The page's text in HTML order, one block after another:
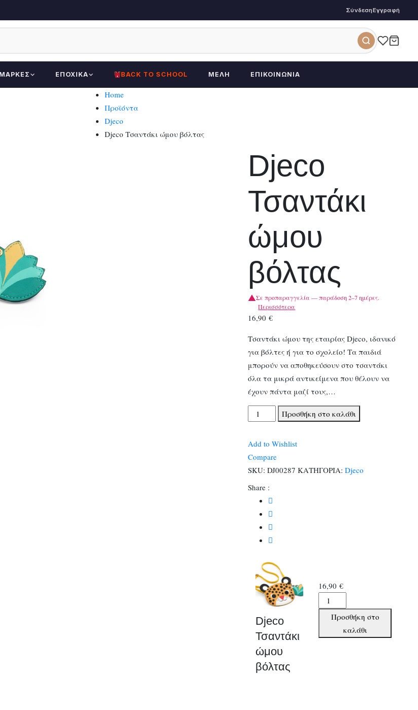
ΣύνδεσηΕγγραφή
ΜΆΡΚΕΣ ΕΠΟΧΙΚΆ BACK TO SCHOOL ΜΈΛΗ ΕΠΙΚΟΙΝΩΝΊΑ
Home
Προϊόντα
Djeco
Djeco Τσαντάκι ώμου βόλτας
Djeco
Τσαντάκι
ώμου
βόλτας
Σε προπαραγγελία — παράδοση 2–7 ημέρες.
Περισσότερα
16,90€
Τσαντάκι ώμου της εταιρίας Djeco, ιδανικό
για βόλτες ή για το σχολείο! Τα παιδιά
μπορούν να αποθηκεύσουν στο τσαντάκι
όλα τα μικρά αντικείμενα που θέλουν να
έχουν πάντα μαζί τους,…
Djeco
Τσαντάκι
ποσότητα
Προσθήκη στο καλάθι
Add to Wishlist
Compare
SKU: DJ00287 ΚΑΤΗΓΟΡΙΑ: Djeco
Share :
Djeco
Τσαντάκι
ώμου
βόλτας
16,90€
Djeco
Τσαντάκι
βόλτας
Προσθήκη στο
καλάθι